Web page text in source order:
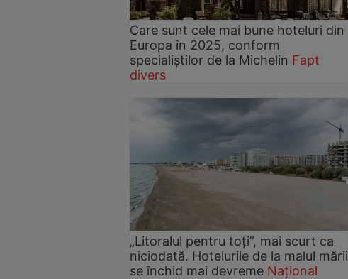
Care sunt cele mai bune hoteluri din
Europa în 2025, conform
specialiștilor de la Michelin Fapt
divers
„Litoralul pentru toți”, mai scurt ca
niciodată. Hotelurile de la malul mării
se închid mai devreme Național